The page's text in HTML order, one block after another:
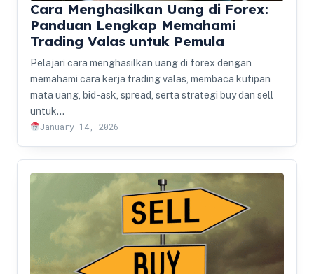
Cara Menghasilkan Uang di Forex:
Panduan Lengkap Memahami
Trading Valas untuk Pemula
Pelajari cara menghasilkan uang di forex dengan
memahami cara kerja trading valas, membaca kutipan
mata uang, bid-ask, spread, serta strategi buy dan sell
untuk…
January 14, 2026